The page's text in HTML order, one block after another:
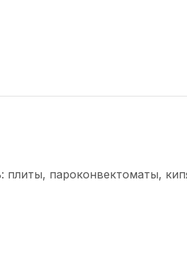
пароконвектоматы,